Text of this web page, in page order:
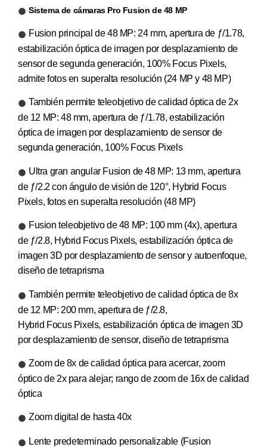
Sistema de cámaras Pro Fusion de 48 MP
Fusion principal de 48 MP: 24 mm, apertura de ƒ/1.78,
estabilización óptica de imagen por desplazamiento de
sensor de segunda generación, 100% Focus Pixels,
admite fotos en superalta resolución (24 MP y 48 MP)
También permite teleobjetivo de calidad óptica de 2x
de 12 MP: 48 mm, apertura de ƒ/1.78, estabilización
óptica de imagen por desplazamiento de sensor de
segunda generación, 100% Focus Pixels
Ultra gran angular Fusion de 48 MP: 13 mm, apertura
de ƒ/2.2 con ángulo de visión de 120°, Hybrid Focus
Pixels, fotos en superalta resolución (48 MP)
Fusion teleobjetivo de 48 MP: 100 mm (4x), apertura
de ƒ/2.8, Hybrid Focus Pixels, estabilización óptica de
imagen 3D por desplazamiento de sensor y autoenfoque,
diseño de tetraprisma
También permite teleobjetivo de calidad óptica de 8x
de 12 MP: 200 mm, apertura de ƒ/2.8,
Hybrid Focus Pixels, estabilización óptica de imagen 3D
por desplazamiento de sensor, diseño de tetraprisma
Zoom de 8x de calidad óptica para acercar, zoom
óptico de 2x para alejar; rango de zoom de 16x de calidad
óptica
Zoom digital de hasta 40x
Lente predeterminado personalizable (Fusion